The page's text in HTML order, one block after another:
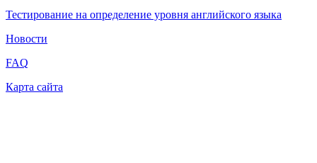
Тестирование на определение уровня английского языка
Новости
FAQ
Карта сайта